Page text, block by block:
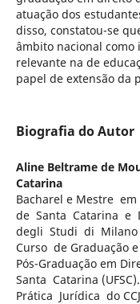
atuação dos
disso, constatou-se
âmbito nacional
relevante na de
papel de extensão da
Biografia do Autor
Aline Beltrame de
Catarina
Bacharel e Mestre
de Santa Catarina e
degli Studi di
Curso de Graduação
Pós-Graduação em
Santa Catarina
Prática Jurídica do